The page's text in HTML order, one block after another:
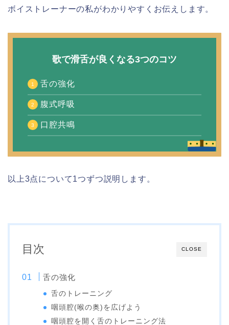
ボイストレーナーの私がわかりやすくお伝えします。
歌で滑舌が良くなる3つのコツ
舌の強化
腹式呼吸
口腔共鳴
以上3点について1つずつ説明します。
CLOSE
目次
舌の強化
舌のトレーニング
咽頭腔(喉の奥)を広げよう
咽頭腔を開く舌のトレーニング法